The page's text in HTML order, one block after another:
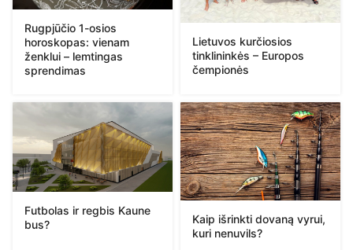
Rugpjūčio 1-osios
horoskopas: vienam
ženklui – lemtingas
sprendimas
Lietuvos kurčiosios
tinklininkės – Europos
čempionės
Futbolas ir regbis Kaune
bus?
Kaip išrinkti dovaną vyrui,
kuri nenuvils?